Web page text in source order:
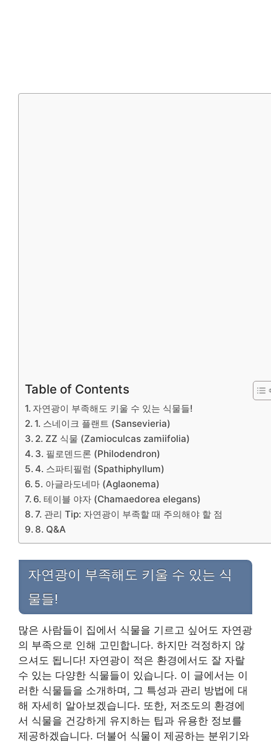
Table of Contents
자연광이 부족해도 키울 수 있는 식물들!
1. 스네이크 플랜트 (Sansevieria)
2. ZZ 식물 (Zamioculcas zamiifolia)
3. 필로덴드론 (Philodendron)
4. 스파티필럼 (Spathiphyllum)
5. 아글라도네마 (Aglaonema)
6. 테이블 야자 (Chamaedorea elegans)
7. 관리 Tip: 자연광이 부족할 때 주의해야 할 점
8. Q&A
자연광이 부족해도 키울 수 있는 식
물들!
많은 사람들이 집에서 식물을 기르고 싶어도 자연광
의 부족으로 인해 고민합니다. 하지만 걱정하지 않
으셔도 됩니다! 자연광이 적은 환경에서도 잘 자랄
수 있는 다양한 식물들이 있습니다. 이 글에서는 이
러한 식물들을 소개하며, 그 특성과 관리 방법에 대
해 자세히 알아보겠습니다. 또한, 저조도의 환경에
서 식물을 건강하게 유지하는 팁과 유용한 정보를
제공하겠습니다. 더불어 식물이 제공하는 분위기와